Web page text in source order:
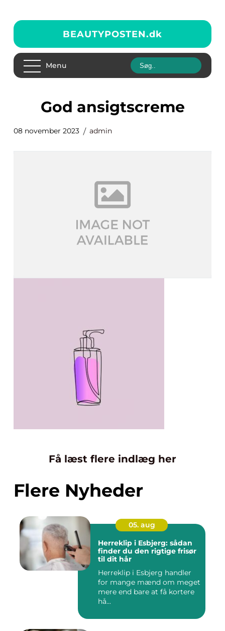
BEAUTYPOSTEN.dk
Menu
god ansigtscreme
08 november 2023 admin
Få læst flere indlæg her
Flere Nyheder
05. aug
Herreklip i Esbjerg: sådan
finder du den rigtige frisør
til dit hår
Herreklip i Esbjerg handler
for mange mænd om meget
mere end bare at få kortere
hå...